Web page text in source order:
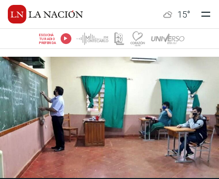
15°
ESCUCHÁ
TU RADIO
PREFERIDA